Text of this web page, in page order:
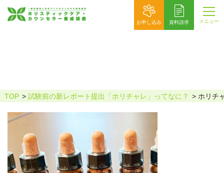
お申し込み 資料請求 メニュー
TOP 試験前の新レポート提出「ホリチャレ」ってなに？ ホリチ